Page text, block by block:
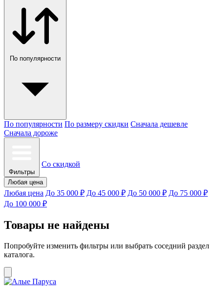
По популярности
По популярности По размеру скидки Сначала дешевле
Сначала дороже
Фильтры
Со скидкой
Любая цена
Любая цена До 35 000 ₽ До 45 000 ₽ До 50 000 ₽ До 75 000 ₽
До 100 000 ₽
Товары не найдены
Попробуйте изменить фильтры или выбрать соседний раздел
каталога.